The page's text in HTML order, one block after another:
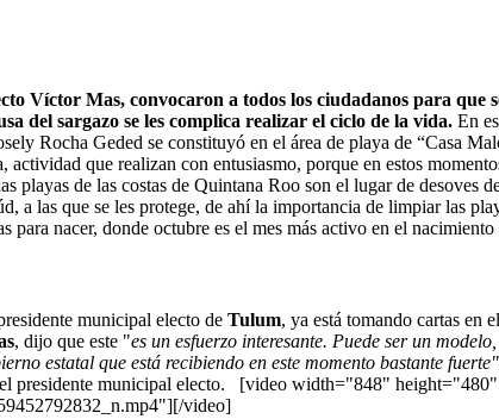
Víctor Mas, convocaron a todos los ciudadanos para que
del sargazo se les complica realizar el ciclo de la vida. En
Rocha Geded se constituyó en el área de playa de “Casa
que realizan con entusiasmo, porque en estos
playas de las costas de Quintana Roo son el lugar de desoves
a las que se les protege, de ahí la importancia de limpiar las
nacer, donde octubre es el mes más activo en el nacimiento
municipal electo de Tulum, ya está tomando cartas en
, dijo que este "es un esfuerzo interesante. Puede ser un
estatal que está recibiendo en este momento bastante
presidente municipal electo. [video width="848"
video]